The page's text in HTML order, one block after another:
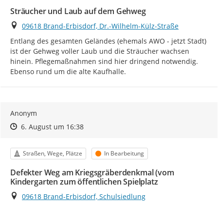
Sträucher und Laub auf dem Gehweg
Ort
09618 Brand-Erbisdorf, Dr.-Wilhelm-Külz-Straße
Entlang des gesamten Geländes (ehemals AWO - jetzt Stadt)
ist der Gehweg voller Laub und die Sträucher wachsen
hinein. Pflegemaßnahmen sind hier dringend notwendig.
Ebenso rund um die alte Kaufhalle.
Anonym
Zeitpunkt des Erstellens
Zeitpunkt des Erstellens
6. August um 16:38Zur Äußerung
Kategorie
Straßen, Wege, Plätze Status
In Bearbeitung
Defekter Weg am Kriegsgräberdenkmal (vom
Kindergarten zum öffentlichen Spielplatz
Ort
09618 Brand-Erbisdorf, Schulsiedlung